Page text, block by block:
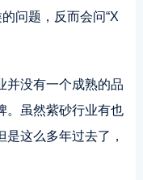
问题，反而会问“X
并没有一个成熟的品
。虽然紫砂行业有也
这么多年过去了，